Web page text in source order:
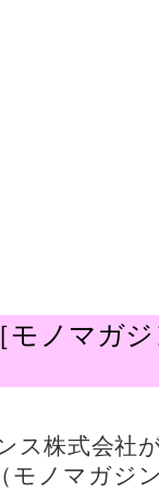
モノマガ
ス株式会社
モノマガジ